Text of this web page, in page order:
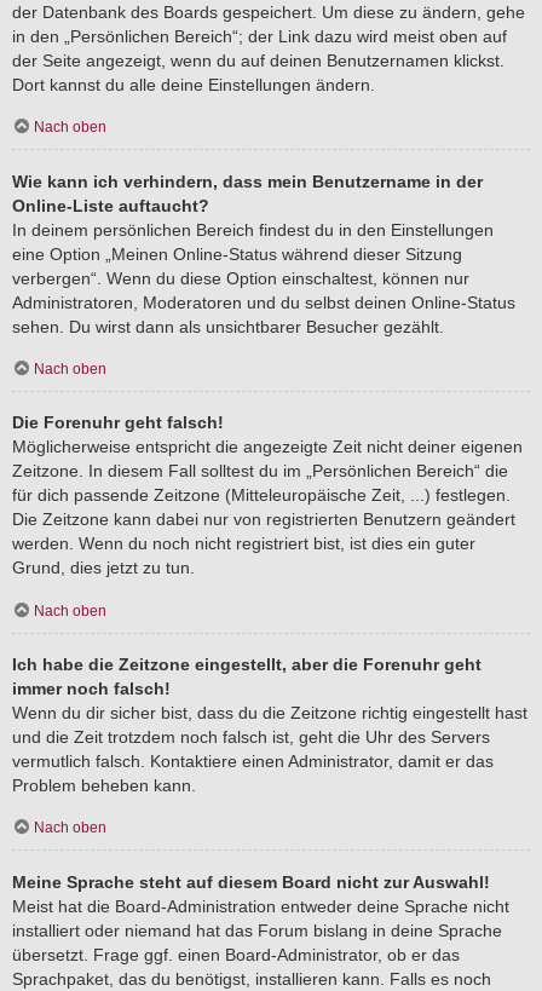
der Datenbank des Boards gespeichert. Um diese zu ändern, gehe
in den „Persönlichen Bereich“; der Link dazu wird meist oben auf
der Seite angezeigt, wenn du auf deinen Benutzernamen klickst.
Dort kannst du alle deine Einstellungen ändern.
Nach oben
Wie kann ich verhindern, dass mein Benutzername in der
Online-Liste auftaucht?
In deinem persönlichen Bereich findest du in den Einstellungen
eine Option „Meinen Online-Status während dieser Sitzung
verbergen“. Wenn du diese Option einschaltest, können nur
Administratoren, Moderatoren und du selbst deinen Online-Status
sehen. Du wirst dann als unsichtbarer Besucher gezählt.
Nach oben
Die Forenuhr geht falsch!
Möglicherweise entspricht die angezeigte Zeit nicht deiner eigenen
Zeitzone. In diesem Fall solltest du im „Persönlichen Bereich“ die
für dich passende Zeitzone (Mitteleuropäische Zeit, ...) festlegen.
Die Zeitzone kann dabei nur von registrierten Benutzern geändert
werden. Wenn du noch nicht registriert bist, ist dies ein guter
Grund, dies jetzt zu tun.
Nach oben
Ich habe die Zeitzone eingestellt, aber die Forenuhr geht
immer noch falsch!
Wenn du dir sicher bist, dass du die Zeitzone richtig eingestellt hast
und die Zeit trotzdem noch falsch ist, geht die Uhr des Servers
vermutlich falsch. Kontaktiere einen Administrator, damit er das
Problem beheben kann.
Nach oben
Meine Sprache steht auf diesem Board nicht zur Auswahl!
Meist hat die Board-Administration entweder deine Sprache nicht
installiert oder niemand hat das Forum bislang in deine Sprache
übersetzt. Frage ggf. einen Board-Administrator, ob er das
Sprachpaket, das du benötigst, installieren kann. Falls es noch